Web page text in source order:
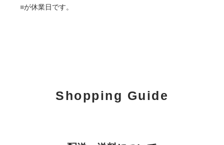
■が休業日です。
Shopping Guide